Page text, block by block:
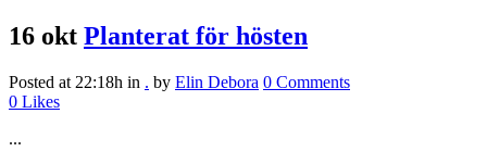
16 okt Planterat för hösten
Posted at 22:18h in . by Elin Debora 0 Comments
0 Likes
...